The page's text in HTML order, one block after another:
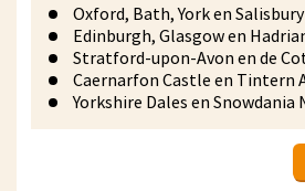
Oxford, Bath, York en Salisbury
Edinburgh, Glasgow en
Stratford-upon-Avon en de
Caernarfon Castle en Tintern
Yorkshire Dales en Snowdania